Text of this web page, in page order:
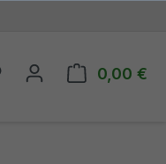
Du hast 0 Produkte
0,00 €